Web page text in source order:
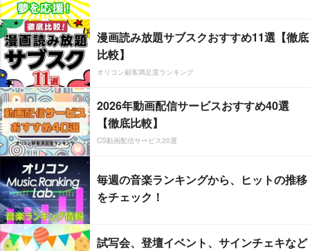
漫画読み放題サブスクおすすめ11選【徹底
比較】
オリコン顧客満足度ランキング
2026年動画配信サービスおすすめ40選
【徹底比較】
CS動画配信サービス20選
毎週の音楽ランキングから、ヒットの推移
をチェック！
試写会、登壇イベント、サインチェキなど